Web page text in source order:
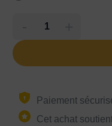
Paiement
Cet achat